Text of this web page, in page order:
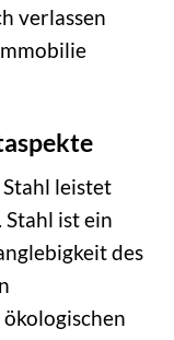
verlassen
leistet
ist ein
des